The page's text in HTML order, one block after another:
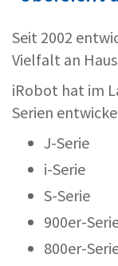
Seit 2002
Vielfalt an
iRobot hat im
Serien
J-Serie
i-Serie
S-Serie
900er-
800er-